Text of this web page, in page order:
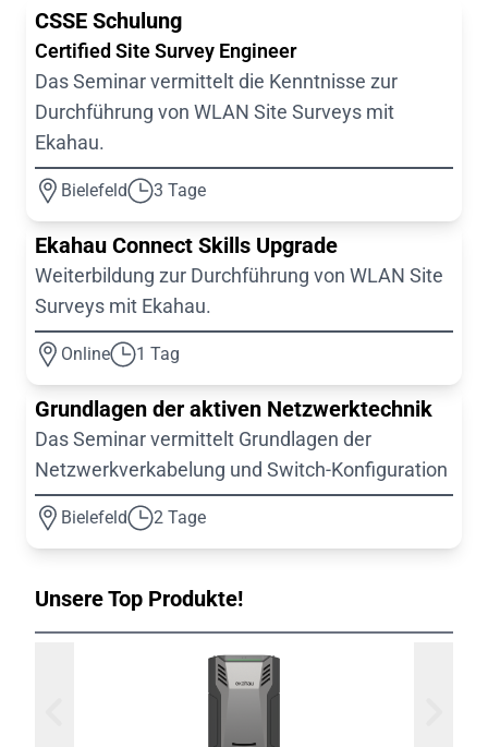
CSSE Schulung
Certified Site Survey Engineer
Das Seminar vermittelt die Kenntnisse zur
Durchführung von WLAN Site Surveys mit
Ekahau.
Bielefeld 3 Tage
Ekahau Connect Skills Upgrade
Weiterbildung zur Durchführung von WLAN Site
Surveys mit Ekahau.
Online 1 Tag
Grundlagen der aktiven Netzwerktechnik
Das Seminar vermittelt Grundlagen der
Netzwerkverkabelung und Switch-Konfiguration
Bielefeld 2 Tage
Unsere Top Produkte!